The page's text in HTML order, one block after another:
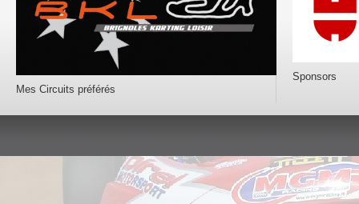
Mes Circuits préférés
Sponsors